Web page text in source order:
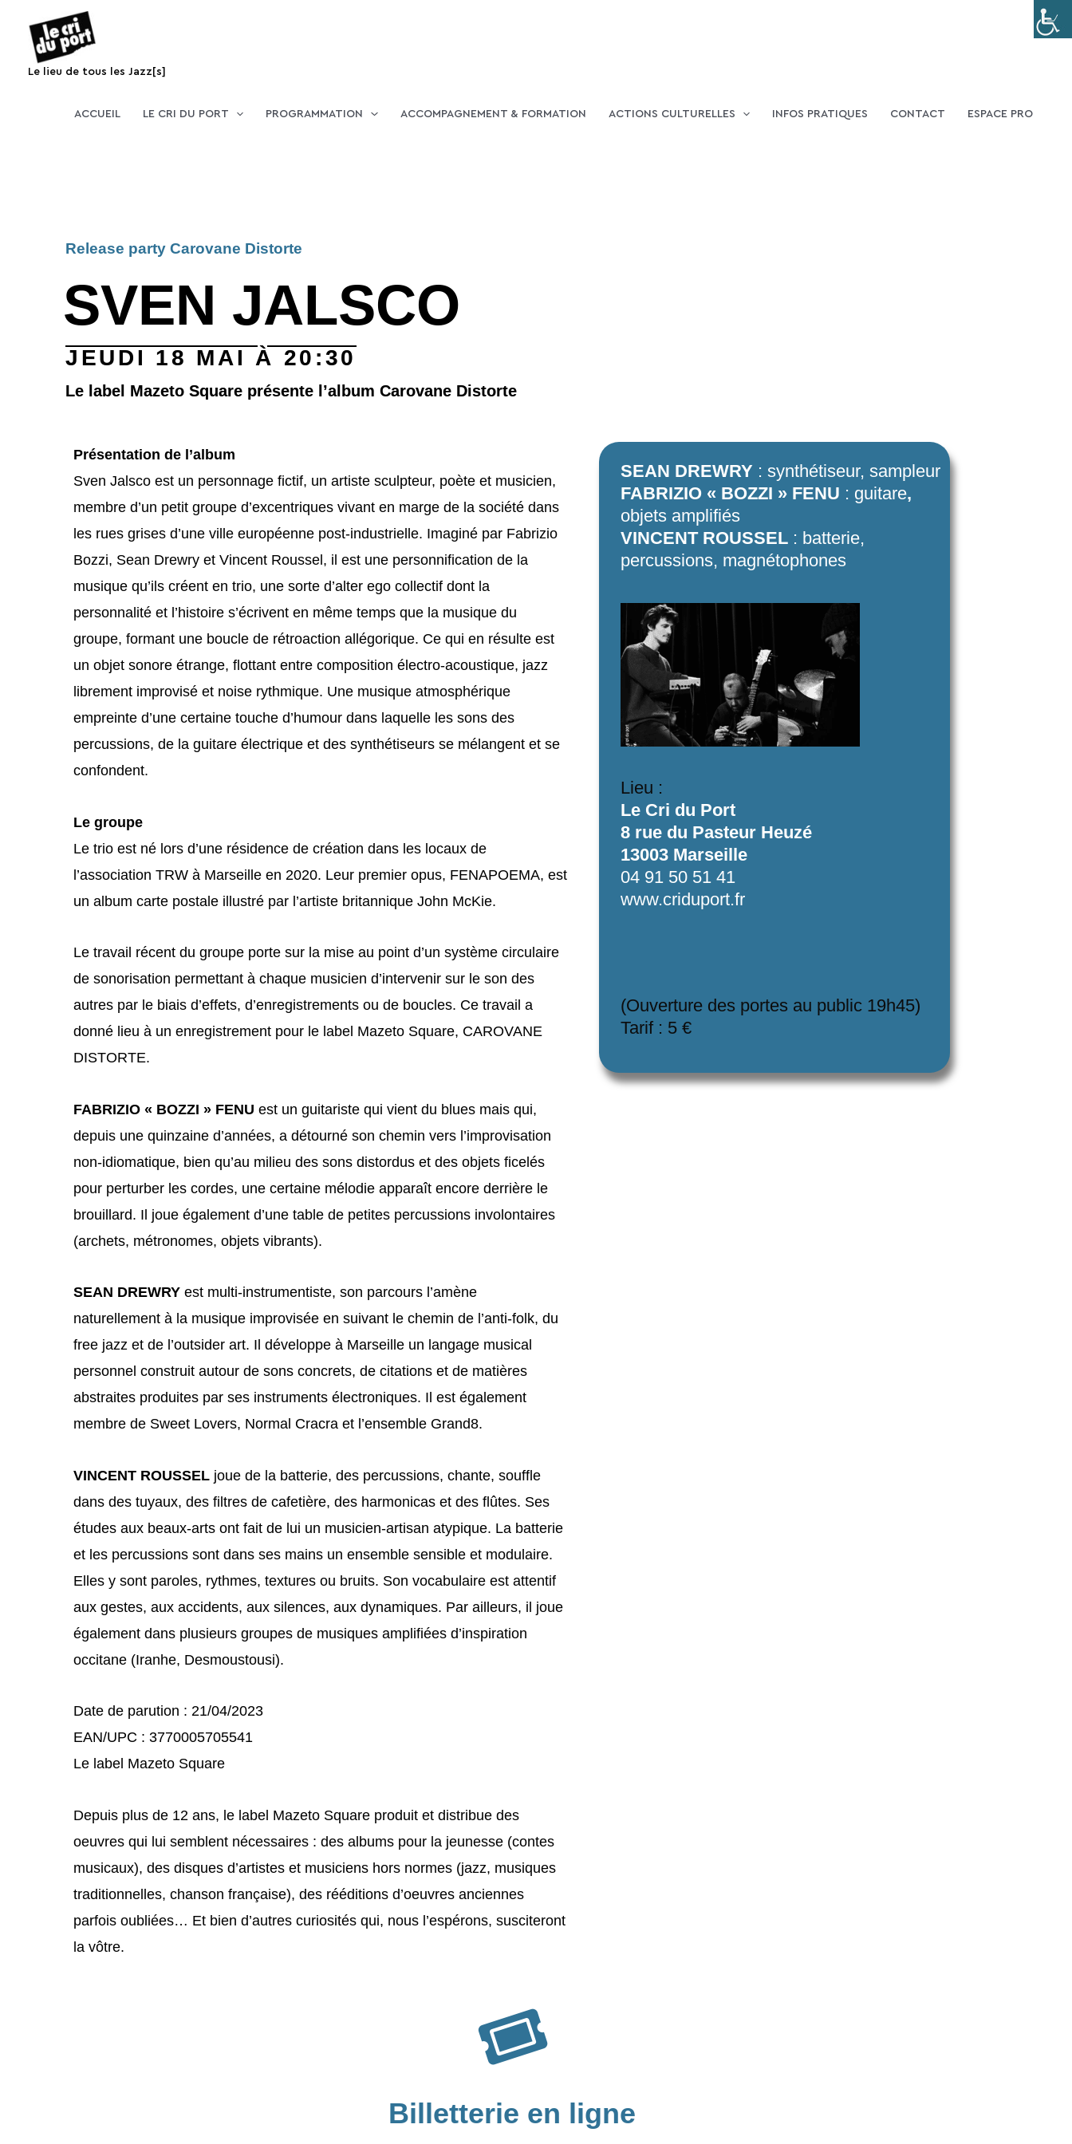
contenu
Le lieu de tous les Jazz[s]
ACCUEIL LE CRI DU PORT PROGRAMMATION ACCOMPAGNEMENT & FORMATION ACTIONS CULTURELLES INFOS PRATIQUES CONTACT ESPACE PRO
Release party Carovane Distorte
SVEN JALSCO
JEUDI 18 MAI À 20:30
Le label Mazeto Square présente l’album Carovane Distorte
Présentation de l’album
Sven Jalsco est un personnage fictif, un artiste sculpteur, poète et musicien,
membre d’un petit groupe d’excentriques vivant en marge de la société dans
les rues grises d’une ville européenne post-industrielle. Imaginé par Fabrizio
Bozzi, Sean Drewry et Vincent Roussel, il est une personnification de la
musique qu’ils créent en trio, une sorte d’alter ego collectif dont la
personnalité et l’histoire s’écrivent en même temps que la musique du
groupe, formant une boucle de rétroaction allégorique. Ce qui en résulte est
un objet sonore étrange, flottant entre composition électro-acoustique, jazz
librement improvisé et noise rythmique. Une musique atmosphérique
empreinte d’une certaine touche d’humour dans laquelle les sons des
percussions, de la guitare électrique et des synthétiseurs se mélangent et se
confondent.
Le groupe
Le trio est né lors d’une résidence de création dans les locaux de
l’association TRW à Marseille en 2020. Leur premier opus, FENAPOEMA, est
un album carte postale illustré par l’artiste britannique John McKie.
Le travail récent du groupe porte sur la mise au point d’un système circulaire
de sonorisation permettant à chaque musicien d’intervenir sur le son des
autres par le biais d’effets, d’enregistrements ou de boucles. Ce travail a
donné lieu à un enregistrement pour le label Mazeto Square, CAROVANE
DISTORTE.
FABRIZIO « BOZZI » FENU est un guitariste qui vient du blues mais qui,
depuis une quinzaine d’années, a détourné son chemin vers l’improvisation
non-idiomatique, bien qu’au milieu des sons distordus et des objets ficelés
pour perturber les cordes, une certaine mélodie apparaît encore derrière le
brouillard. Il joue également d’une table de petites percussions involontaires
(archets, métronomes, objets vibrants).
SEAN DREWRY est multi-instrumentiste, son parcours l’amène
naturellement à la musique improvisée en suivant le chemin de l’anti-folk, du
free jazz et de l’outsider art. Il développe à Marseille un langage musical
personnel construit autour de sons concrets, de citations et de matières
abstraites produites par ses instruments électroniques. Il est également
membre de Sweet Lovers, Normal Cracra et l’ensemble Grand8.
VINCENT ROUSSEL joue de la batterie, des percussions, chante, souffle
dans des tuyaux, des filtres de cafetière, des harmonicas et des flûtes. Ses
études aux beaux-arts ont fait de lui un musicien-artisan atypique. La batterie
et les percussions sont dans ses mains un ensemble sensible et modulaire.
Elles y sont paroles, rythmes, textures ou bruits. Son vocabulaire est attentif
aux gestes, aux accidents, aux silences, aux dynamiques. Par ailleurs, il joue
également dans plusieurs groupes de musiques amplifiées d’inspiration
occitane (Iranhe, Desmoustousi).
Date de parution : 21/04/2023
EAN/UPC : 3770005705541
Le label Mazeto Square
Depuis plus de 12 ans, le label Mazeto Square produit et distribue des
oeuvres qui lui semblent nécessaires : des albums pour la jeunesse (contes
musicaux), des disques d’artistes et musiciens hors normes (jazz, musiques
traditionnelles, chanson française), des rééditions d’oeuvres anciennes
parfois oubliées… Et bien d’autres curiosités qui, nous l’espérons, susciteront
la vôtre.
SEAN DREWRY : synthétiseur, sampleur
FABRIZIO « BOZZI » FENU : guitare,
objets amplifiés
VINCENT ROUSSEL : batterie,
percussions, magnétophones
Lieu :
Le Cri du Port
8 rue du Pasteur Heuzé
13003 Marseille
04 91 50 51 41
www.criduport.fr
(Ouverture des portes au public 19h45)
Tarif : 5 €
Billetterie en ligne